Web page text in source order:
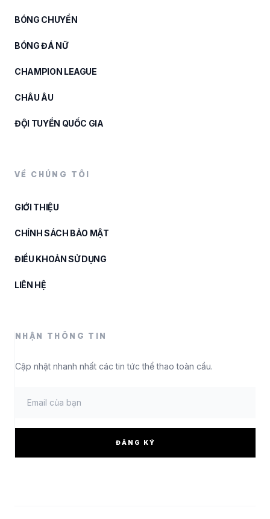
BÓNG CHUYỀN
BÓNG ĐÁ NỮ
CHAMPION LEAGUE
CHÂU ÂU
ĐỘI TUYỂN QUỐC GIA
VỀ CHÚNG TÔI
GIỚI THIỆU
CHÍNH SÁCH BẢO MẬT
ĐIỀU KHOẢN SỬ DỤNG
LIÊN HỆ
NHẬN THÔNG TIN
Cập nhật nhanh nhất các tin tức thể thao toàn cầu.
ĐĂNG KÝ